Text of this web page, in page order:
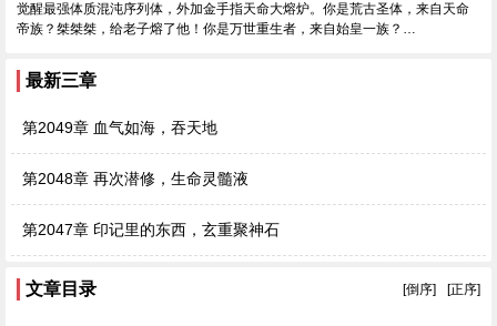
觉醒最强体质混沌序列体，外加金手指天命大熔炉。你是荒古圣体，来自天命
帝族？桀桀桀，给老子熔了他！你是万世重生者，来自始皇一族？…
最新三章
第2049章 血气如海，吞天地
第2048章 再次潜修，生命灵髓液
第2047章 印记里的东西，玄重聚神石
文章目录 [正序]
[倒序]